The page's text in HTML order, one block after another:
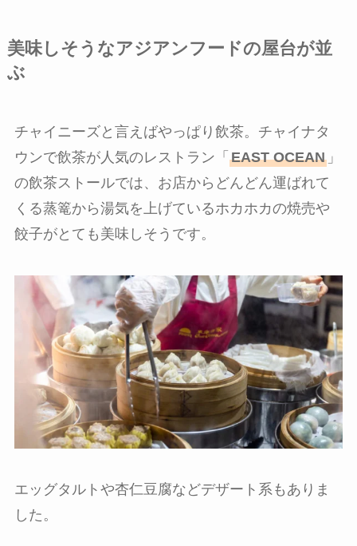
美味しそうなアジアンフードの屋台が並
ぶ
チャイニーズと言えばやっぱり飲茶。チャイナタ
ウンで飲茶が人気のレストラン「 EAST OCEAN」
の飲茶ストールでは、お店からどんどん運ばれて
くる蒸篭から湯気を上げているホカホカの焼売や
餃子がとても美味しそうです。
エッグタルトや杏仁豆腐などデザート系もありま
した。